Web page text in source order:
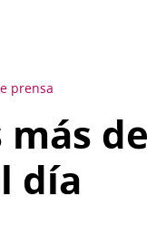
prensa
más
día